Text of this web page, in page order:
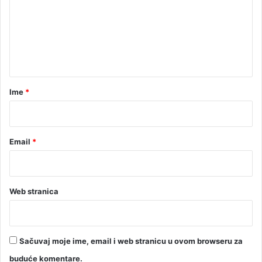
rIme *
Email *
Web stranica
Sačuvaj moje ime, email i web stranicu u ovom browseru za
buduće komentare.